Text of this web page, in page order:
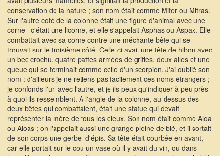
conservation de la nature ; son nom était comme Miter ou Mitras.
Sur l'autre coté de la colonne était une figure d'animal avec une
corne : c'était une licorne, et elle s'appelait Asphas ou Aspax. Elle
combattait avec sa corne contre une méchante bête qui se
trouvait sur le troisième côté. Celle-ci avait une tête de hibou avec
un bec crochu, quatre pattes armées de griffes, deux ailes et une
queue qui se terminait comme celle d'un scorpion. J'ai oublié son
nom : d'ailleurs je ne retiens pas facilement ces noms étrangers ;
je confonds l'un avec l'autre, et je ils peux qu'indiquer à peu près
à quoi ils ressemblent. A l'angle de la colonne, au-dessus des
deux bêtes qui combattaient, était une statue qui devait
représenter la mère de tous les dieux. Son nom était comme Aloa
ou Aloas ; on l'appelait aussi une grange pleine de blé, et il sortait
de son corps une gerbe d'épis. Sa tête était courbée en avant,
car elle portait sur le cou un vase où il y avait du vin, ou dans